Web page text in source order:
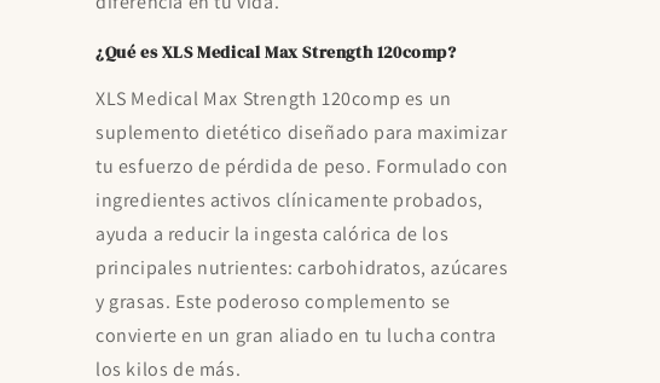
¿Qué es XLS Medical Max Strength 120comp?
XLS Medical Max Strength 120comp es un
suplemento dietético diseñado para maximizar
tu esfuerzo de pérdida de peso. Formulado con
ingredientes activos clínicamente probados,
ayuda a reducir la ingesta calórica de los
principales nutrientes: carbohidratos, azúcares
y grasas. Este poderoso complemento se
convierte en un gran aliado en tu lucha contra
los kilos de más.